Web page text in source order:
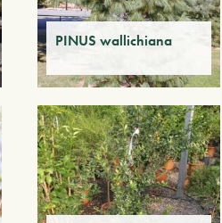
PINUS wallichiana